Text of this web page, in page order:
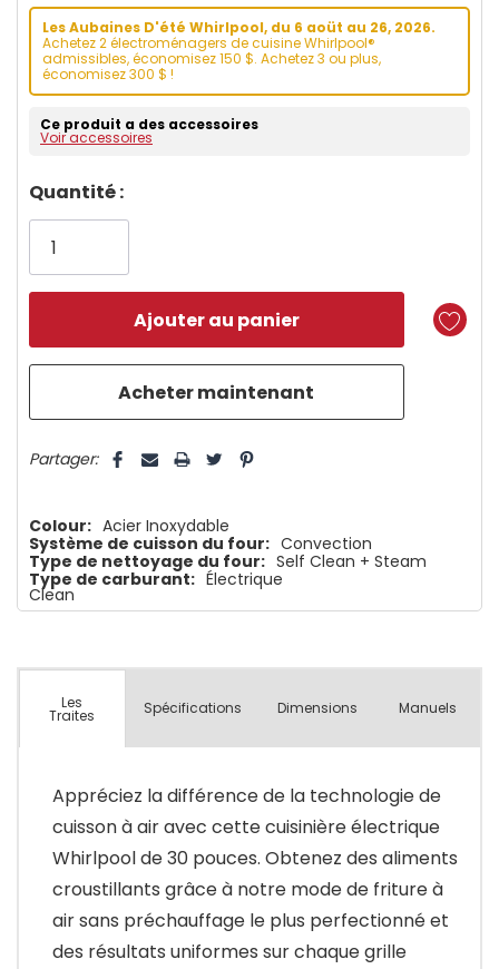
Les Aubaines D'été Whirlpool, du 6 aoüt au 26, 2026.
Achetez 2 électroménagers de cuisine Whirlpool®
admissibles, économisez 150 $. Achetez 3 ou plus,
économisez 300 $ !
Ce produit a des accessoires
Voir accessoires
Dépêchez-
vous!
plus
Quantité :
Partager:
Colour: Acier Inoxydable
Système de cuisson du four: Convection
Type de nettoyage du four: Self Clean + Steam
Clean
Type de carburant: Électrique
Les
Traites Spécifications Dimensions Manuels
Appréciez la différence de la technologie de
cuisson à air avec cette cuisinière électrique
Whirlpool de 30 pouces. Obtenez des aliments
croustillants grâce à notre mode de friture à
air sans préchauffage le plus perfectionné et
des résultats uniformes sur chaque grille